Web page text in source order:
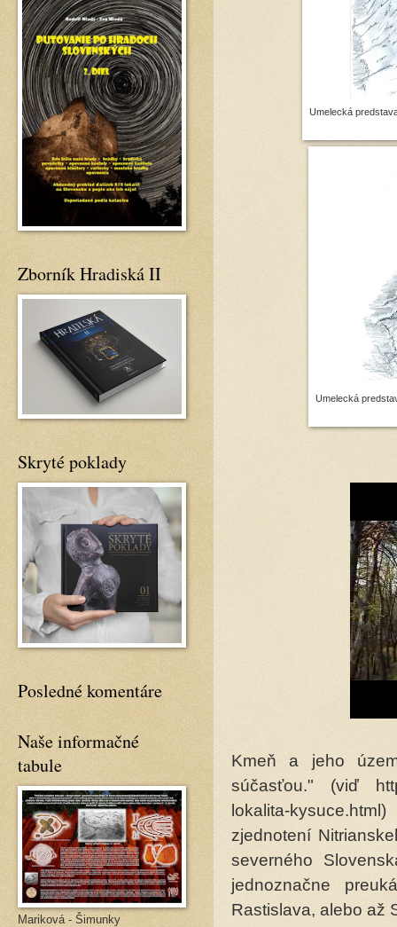
Umelecká
Umelecká
Kmeň a jeho
súčasťou." (viď
lokalita-
zjednotení
severného
jednoznačne
Rastislava, alebo až
Zborník Hradiská II
Skryté poklady
Posledné komentáre
Naše informačné
tabule
Mariková - Šimunky